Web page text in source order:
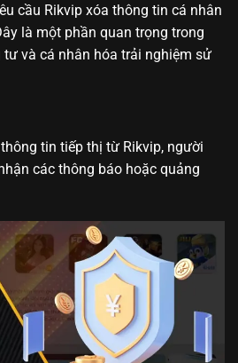
cầu Rikvip xóa thông tin cá nhân
là một phần quan trọng trong
tư và cá nhân hóa trải nghiệm sử
tin tiếp thị từ Rikvip, người
các thông báo hoặc quảng